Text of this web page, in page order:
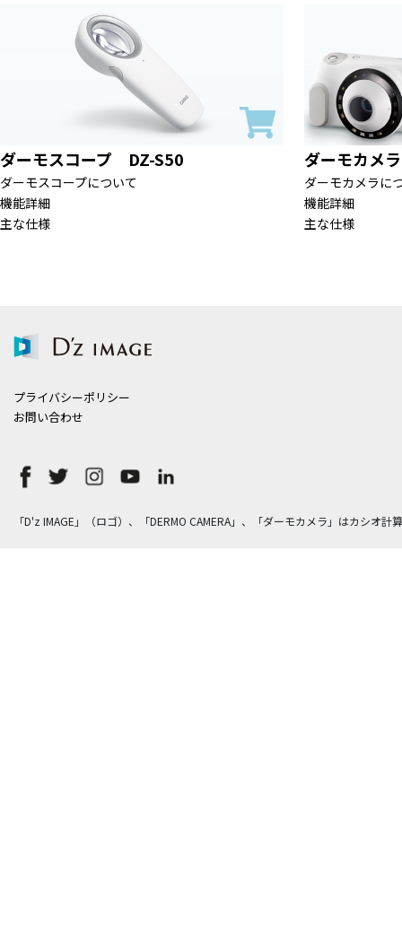
ダーモスコープ DZ-S50
ダーモスコープについて
機能詳細
主な仕様
ダーモカメ
ダーモカメラに
機能詳細
主な仕様